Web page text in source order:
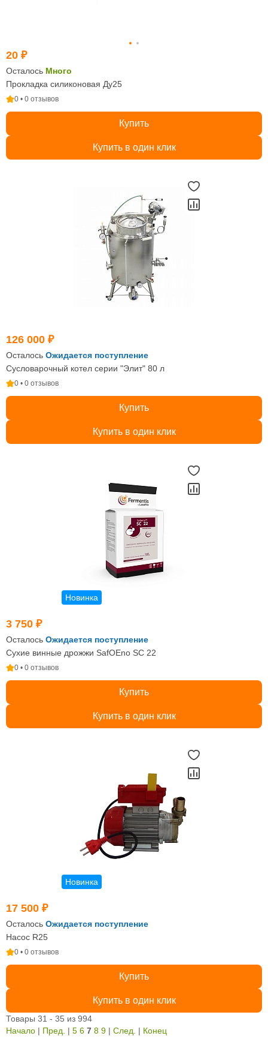
20 ₽
Осталось Много
Прокладка силиконовая Ду25
0 • 0 отзывов
Купить
Купить в один клик
126 000 ₽
Осталось Ожидается поступление
Сусловарочный котел серии "Элит" 80 л
0 • 0 отзывов
Купить
Купить в один клик
Новинка
3 750 ₽
Осталось Ожидается поступление
Сухие винные дрожжи SafOEno SC 22
0 • 0 отзывов
Купить
Купить в один клик
Новинка
17 500 ₽
Осталось Ожидается поступление
Насос R25
0 • 0 отзывов
Купить
Купить в один клик
Товары 31 - 35 из 994
Начало | Пред. | 5 6 7 8 9 | След. | Конец